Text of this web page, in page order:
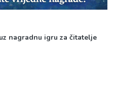
nagradnu igru za čitatelje